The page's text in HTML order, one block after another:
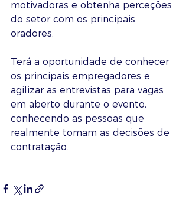
motivadoras e obtenha perceções
do setor com os principais
oradores.
Terá a oportunidade de conhecer
os principais empregadores e
agilizar as entrevistas para vagas
em aberto durante o evento,
conhecendo as pessoas que
realmente tomam as decisões de
contratação.